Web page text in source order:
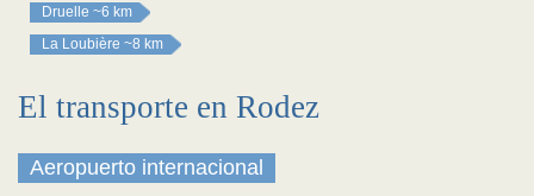
Druelle ~6 km
La Loubière ~8 km
El transporte en Rodez
Aeropuerto internacional